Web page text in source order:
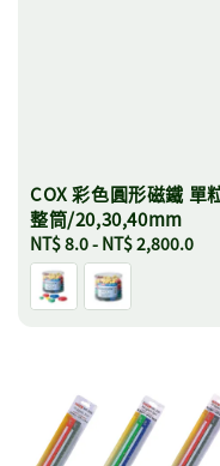
COX 彩色圓形磁鐵 單
整筒/20,30,40mm
Regular
price
NT$ 8.0- NT$ 2,800.0